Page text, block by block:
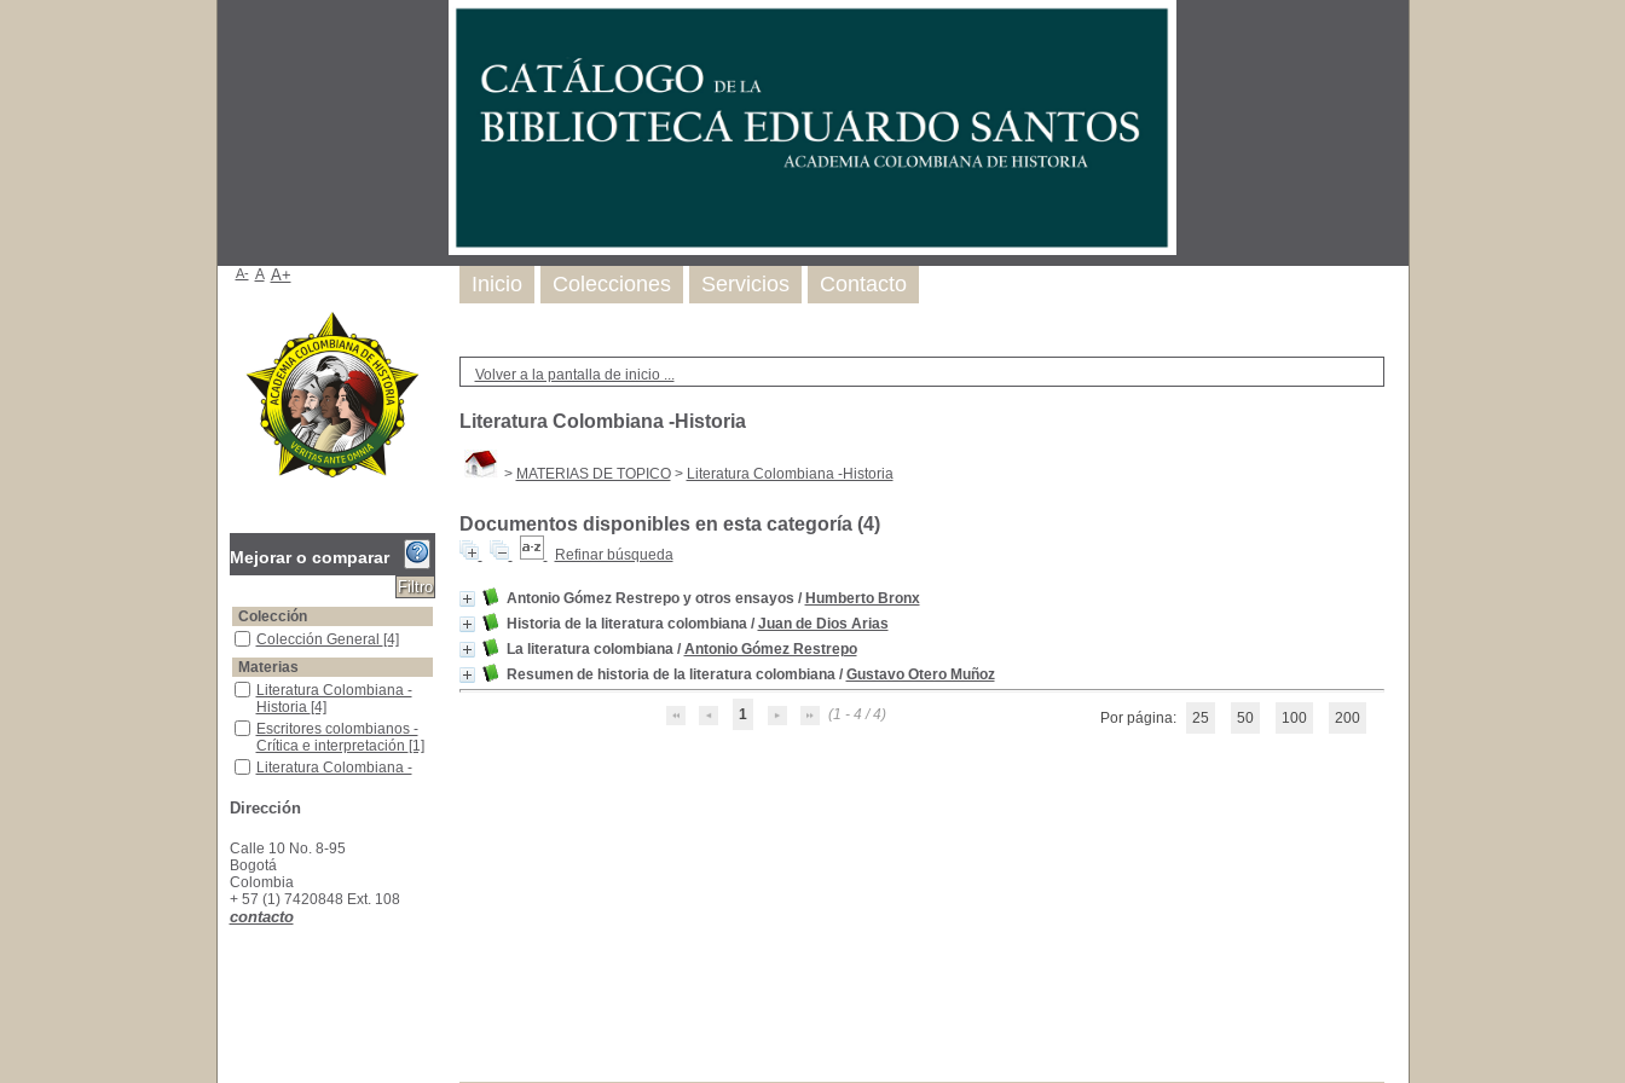
Volver a la pantalla de inicio ...
Literatura Colombiana -Historia
> MATERIAS DE TOPICO> Literatura Colombiana -Historia
Documentos disponibles en esta categoría (4)
Refinar búsqueda
Antonio Gómez Restrepo y otros ensayos / Humberto Bronx
Historia de la literatura colombiana / Juan de Dios Arias
La literatura colombiana/ Antonio Gómez Restrepo
Resumen de historia de la literatura colombiana/ Gustavo Otero Muñoz
1 (1 - 4 / 4) Por página: 25 50 100 200
Inicio Colecciones Servicios Contacto
A- A A+
Mejorar o comparar
Colección
Colección General
Colección General [4]
Materias
Literatura Colombiana -Historia
Literatura Colombiana -
Historia [4]
Escritores colombianos -Crítica e interpretación
Escritores colombianos -
Crítica e interpretación [1]
Literatura Colombiana -Ensayos
Literatura Colombiana -
Dirección
Calle 10 No. 8-95
Bogotá
Colombia
+ 57 (1) 7420848 Ext. 108
contacto